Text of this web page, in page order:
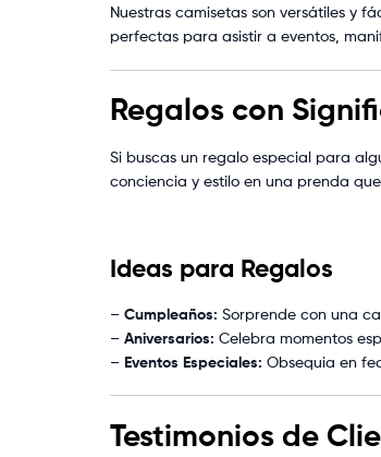
Nuestras camisetas son versátiles y
perfectas para asistir a eventos,
Regalos con
Si buscas un regalo especial para
conciencia y estilo en una prenda
Ideas para Regalos
– Cumpleaños: Sorprende con una
– Aniversarios: Celebra momentos
– Eventos Especiales: Obsequia en
Testimonios de